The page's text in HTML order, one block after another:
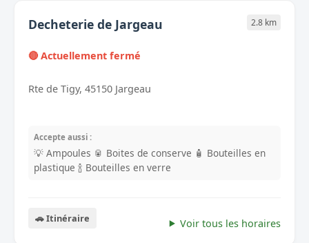
Decheterie de Jargeau 2.8 km
🔴 Actuellement fermé
Rte de Tigy, 45150 Jargeau
Accepte aussi :
💡 Ampoules 🥫 Boites de conserve 🧴 Bouteilles en
plastique 🍾 Bouteilles en verre
🚗 Itinéraire Voir tous les horaires